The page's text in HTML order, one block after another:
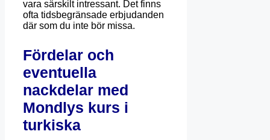
vara särskilt intressant. Det finns
ofta tidsbegränsade erbjudanden
där som du inte bör missa.
Fördelar och
eventuella
nackdelar med
Mondlys kurs i
turkiska